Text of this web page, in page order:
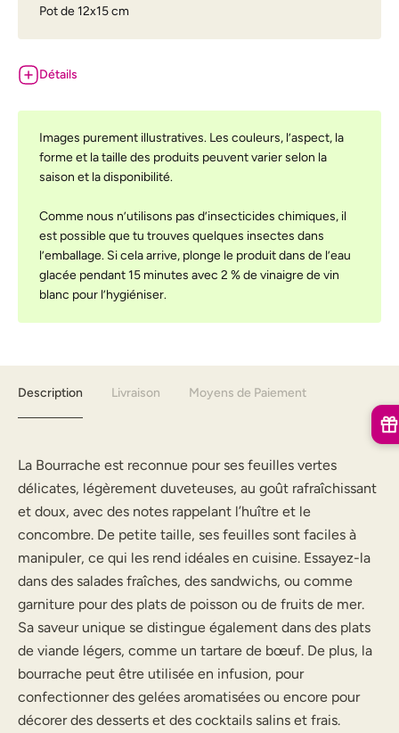
Pot de 12x15 cm
Détails
Images purement illustratives. Les couleurs, l’aspect, la
forme et la taille des produits peuvent varier selon la
saison et la disponibilité.
Comme nous n’utilisons pas d’insecticides chimiques, il
est possible que tu trouves quelques insectes dans
l’emballage. Si cela arrive, plonge le produit dans de l’eau
glacée pendant 15 minutes avec 2 % de vinaigre de vin
blanc pour l’hygiéniser.
Description Livraison Moyens de Paiement
La Bourrache est reconnue pour ses feuilles vertes
délicates, légèrement duveteuses, au goût rafraîchissant
et doux, avec des notes rappelant l’huître et le
concombre. De petite taille, ses feuilles sont faciles à
manipuler, ce qui les rend idéales en cuisine. Essayez-la
dans des salades fraîches, des sandwichs, ou comme
garniture pour des plats de poisson ou de fruits de mer.
Sa saveur unique se distingue également dans des plats
de viande légers, comme un tartare de bœuf. De plus, la
bourrache peut être utilisée en infusion, pour
confectionner des gelées aromatisées ou encore pour
décorer des desserts et des cocktails salins et frais.